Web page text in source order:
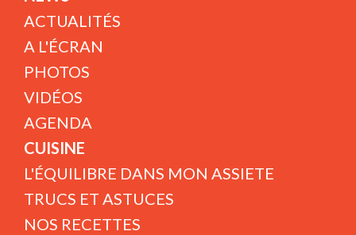
ACTUALITÉS
A L'ÉCRAN
PHOTOS
VIDÉOS
AGENDA
CUISINE
L'ÉQUILIBRE DANS MON ASSIETE
TRUCS ET ASTUCES
NOS RECETTES